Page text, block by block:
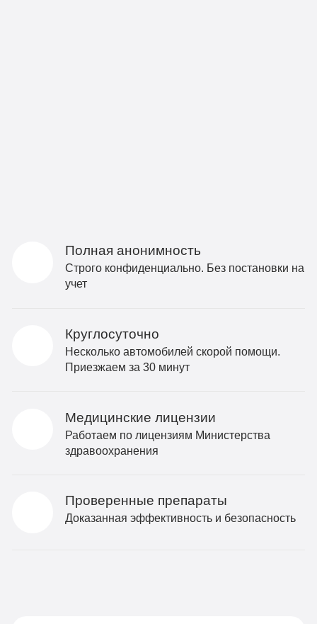
Полная анонимность
Строго конфиденциально. Без постановки на
учет
Круглосуточно
Несколько автомобилей скорой помощи.
Приезжаем за 30 минут
Медицинские лицензии
Работаем по лицензиям Министерства
здравоохранения
Проверенные препараты
Доказанная эффективность и безопасность